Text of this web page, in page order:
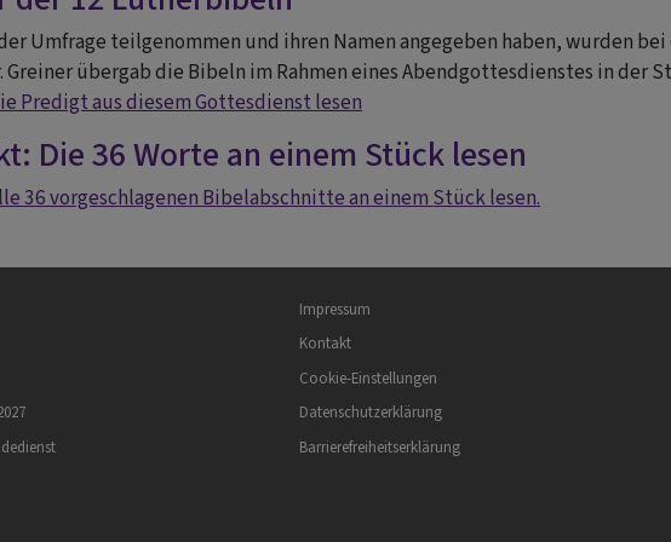
Umfrage teilgenommen und ihren Namen angegeben haben, wurden
Greiner übergab die Bibeln im Rahmen eines Abendgottesdienstes in der
Predigt aus diesem Gottesdienst lesen
Die 36 Worte an einem Stück lesen
36 vorgeschlagenen Bibelabschnitte an einem Stück lesen.
Fußbereichsmenü
Impressum
Kontakt
Cookie-Einstellungen
Datenschutzerklärung
Barrierefreiheitserklärung